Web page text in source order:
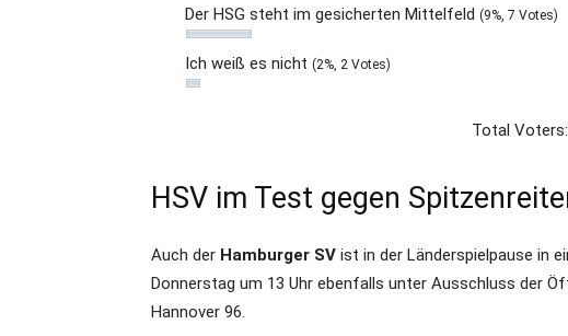
Der HSG steht im gesicherten Mittelfeld (9%, 7 Votes)
Ich weiß es nicht (2%, 2 Votes)
Total Voters:
HSV im Test gegen
Auch der Hamburger SV ist in der Länderspielpause in
Donnerstag um 13 Uhr ebenfalls unter Ausschluss der
Hannover 96.